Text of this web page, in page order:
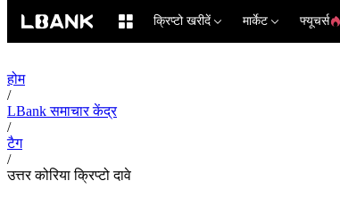
क्रिप्टो खरीदें मार्केट फ्यूचर्स
होम
/
LBank समाचार केंद्र
/
टैग
/
उत्तर कोरिया क्रिप्टो दावे